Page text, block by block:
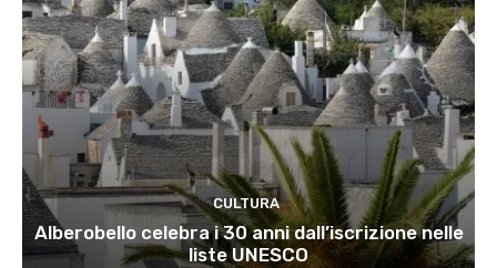
CULTURA
Alberobello celebra i 30 anni dall’iscrizione nelle
liste UNESCO